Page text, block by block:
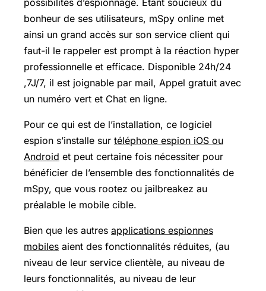
possibilités d’espionnage. Étant soucieux du
bonheur de ses utilisateurs, mSpy online met
ainsi un grand accès sur son service client qui
faut-il le rappeler est prompt à la réaction hyper
professionnelle et efficace. Disponible 24h/24
,7J/7, il est joignable par mail, Appel gratuit avec
un numéro vert et Chat en ligne.
Pour ce qui est de l’installation, ce logiciel
espion s’installe sur téléphone espion iOS ou
Android et peut certaine fois nécessiter pour
bénéficier de l’ensemble des fonctionnalités de
mSpy, que vous rootez ou jailbreakez au
préalable le mobile cible.
Bien que les autres applications espionnes
mobiles aient des fonctionnalités réduites, (au
niveau de leur service clientèle, au niveau de
leurs fonctionnalités, au niveau de leur